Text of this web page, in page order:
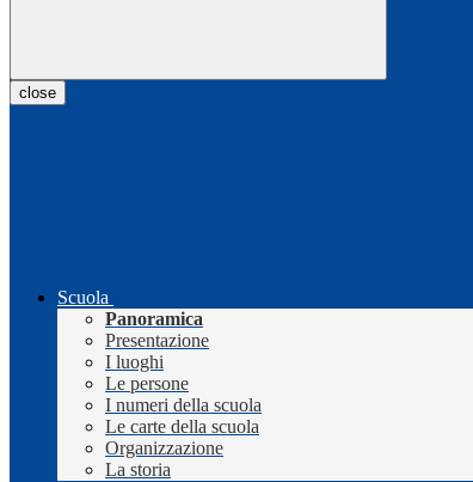
close
Scuola
Panoramica
Presentazione
I luoghi
Le persone
I numeri della scuola
Le carte della scuola
Organizzazione
La storia